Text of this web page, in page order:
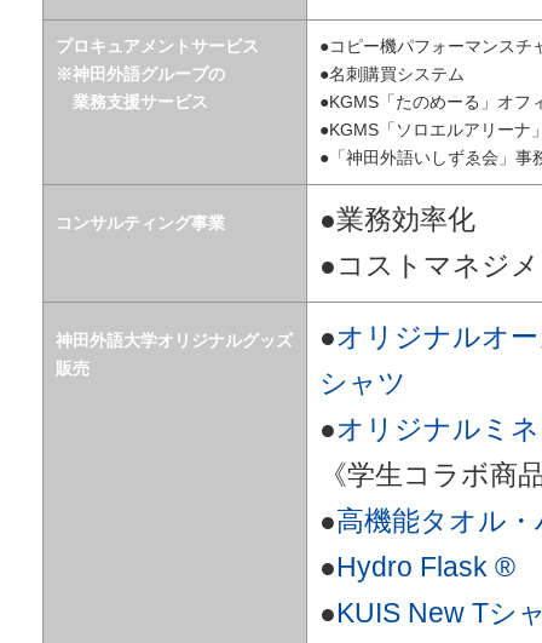
プロキュアメントサービス
※神田外語グループの
業務支援サービス
●コピー機パフォーマンスチ
●名刺購買システム
●KGMS「たのめーる」オフ
●KGMS「ソロエルアリーナ
●「神田外語いしずゑ会」事
コンサルティング事業
●業務効率化
●コストマネジ
神田外語大学オリジナルグッズ
販売
●オリジナルオ
シャツ
●オリジナルミ
《学生コラボ商
●高機能タオル
●Hydro Flask ®
●KUIS New Tシ